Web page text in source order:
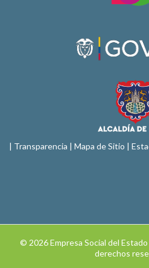
| Transparencia | Mapa de Sitio |
© 2026 Empresa Social del
derechos